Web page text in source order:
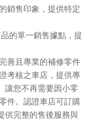
銷售印象，提供特定
的單一銷售據點，提
善且專業的補修零件
考核之車店，提供專
讓您不再需要因小零
件。認證車店可訂購
供完整的售後服務與